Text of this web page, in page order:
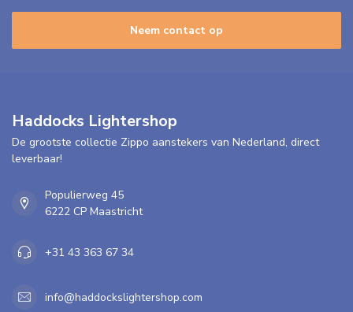
Neem contact op
Haddocks Lightershop
De grootste collectie Zippo aanstekers van Nederland, direct
leverbaar!
Populierweg 45
6222 CP Maastricht
+31 43 363 67 34
info@haddockslightershop.com